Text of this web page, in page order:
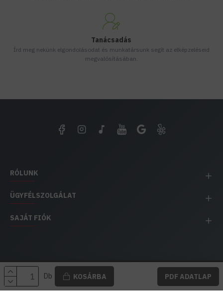
Db KOSÁRBA PDF ADATLAP
Tanácsadás
Írd meg nekünk elgondolásodat és munkatársunk segít az elképzeléseid
megvalósításában.
RÓLUNK
ÜGYFÉLSZOLGÁLAT
SAJÁT FIÓK
EH IMPEX / Copyright © 1991-2025 Energia Háza